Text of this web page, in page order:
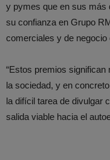
y pymes que en sus más
su confianza en Grupo
comerciales y de negocio
“Estos premios significan
la sociedad, y en
la difícil tarea de divulgar
salida viable hacia el